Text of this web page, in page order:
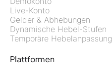
Live-Konto
Gelder & Abhebungen
Dynamische Hebel-Stufen
Temporäre Hebelanpassung
Plattformen